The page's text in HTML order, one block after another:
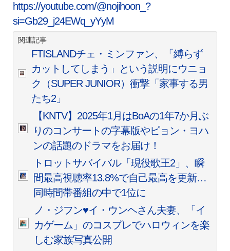
https://youtube.com/@nojihoon_ ?
si=Gb29_j24EWq_yYyM
関連記事
FTISLANDチェ・ミンファン、「縛らず
カットしてしまう」という説明にウニョ
ク（SUPER JUNIOR）衝撃「家事する男
たち2」
【KNTV】2025年1月はBoAの1年7か月ぶ
りのコンサートの字幕版やピョン・ヨハ
ンの話題のドラマをお届け！
トロットサバイバル「現役歌王2」、瞬
間最高視聴率13.8%で自己最高を更新…
同時間帯番組の中で1位に
ノ・ジフン♥イ・ウンヘさん夫妻、「イ
カゲーム」のコスプレでハロウィンを楽
しむ家族写真公開